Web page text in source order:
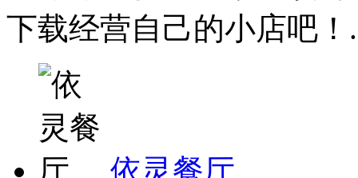
下载经营自己的小店吧！
依灵餐厅